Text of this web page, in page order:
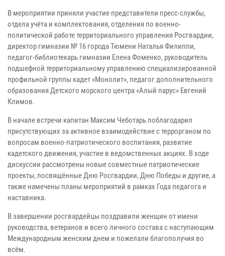
В мероприятии приняли участие представители пресс-службы,
отдела учёта и комплектования, отделения по военно-
политической работе территориального управления Росгвардии,
директор гимназии № 16 города Тюмени Наталья Филиппи,
педагог-библиотекарь гимназии Елена Фоменко, руководитель
подшефной территориальному управлению специализированной
профильной группы кадет «Монолит», педагог дополнительного
образования Детского морского центра «Алый парус» Евгений
Климов.
В начале встречи капитан Максим Чеботарь поблагодарил
присутствующих за активное взаимодействие с террорганом по
вопросам военно-патриотического воспитания, развитие
кадетского движения, участие в ведомственных акциях. В ходе
дискуссии рассмотрены новые совместные патриотические
проекты, посвящённые Дню Росгвардии, Дню Победы и другие, а
также намечены планы мероприятий в рамках Года педагога и
наставника.
В завершении росгвардейцы поздравили женщин от имени
руководства, ветеранов и всего личного состава с наступающим
Международным женским днем и пожелали благополучия во
всём.